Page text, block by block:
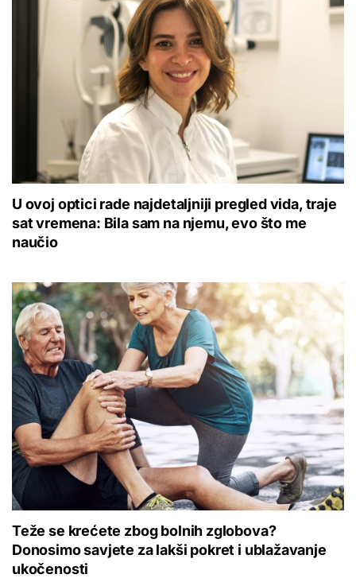
U ovoj optici rade najdetaljniji pregled vida, traje
sat vremena: Bila sam na njemu, evo što me
naučio
Teže se krećete zbog bolnih zglobova?
Donosimo savjete za lakši pokret i ublažavanje
ukočenosti